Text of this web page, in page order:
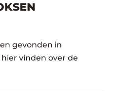
gevonden in
vinden over de